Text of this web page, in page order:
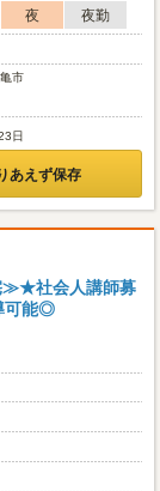
夜
夜勤
市
日
あえず保存
≫★社会人講師募
可能◎